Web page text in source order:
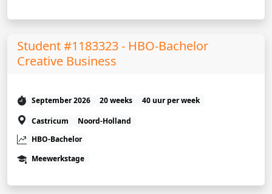
Student #1183323 - HBO-Bachelor
Creative Business
September 2026 20 weeks
40 uur per week
Castricum
Noord-Holland
HBO-Bachelor
Meewerkstage